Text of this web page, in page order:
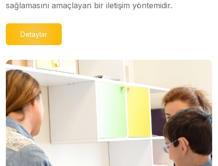
sağlamasını amaçlayan bir iletişim yöntemidir.
Detaylar